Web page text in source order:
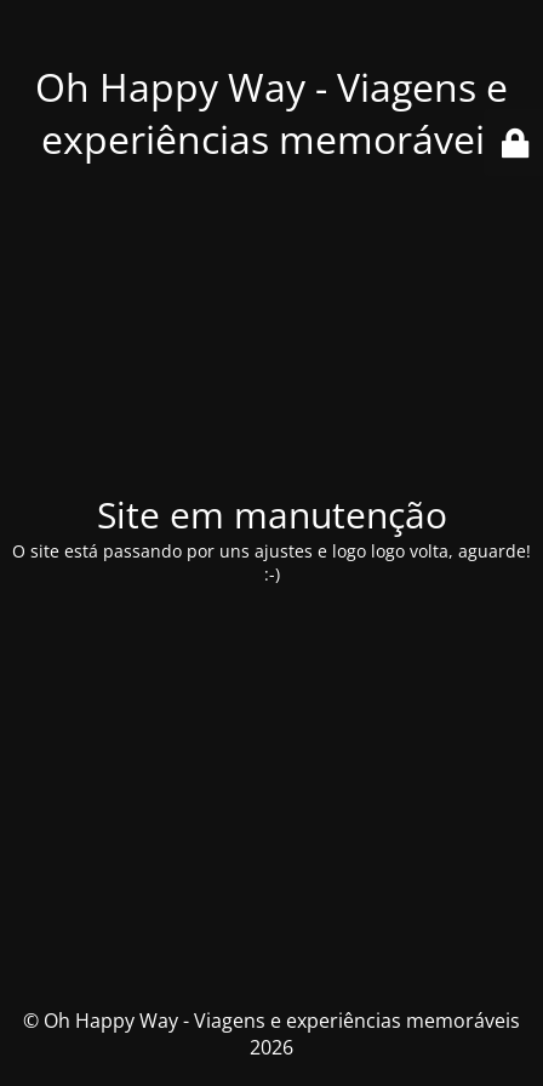
Oh Happy Way - Viagens e
experiências memoráveis
Site em manutenção
O site está passando por uns ajustes e logo logo volta, aguarde!
:-)
© Oh Happy Way - Viagens e experiências memoráveis
2026